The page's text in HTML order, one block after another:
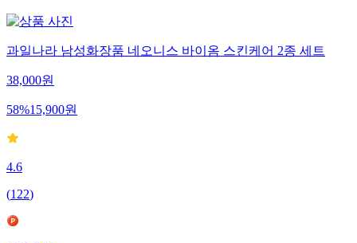
과일나라 남성화장품 네오니스 바이옴 스킨케어 2종 세트
38,000원
58%15,900원
4.6
(122)